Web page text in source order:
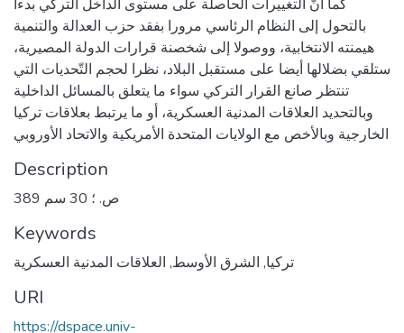
كما أنّ التغييرات الحاصلة على مستوى الداخل التركي بدءاً
بالتحول إلى النظام الرئاسي مرورا بفقد حزب العدالة والتنمية
هيمنته الانتخابية، ووصولا إلى شخصنة قرارات الدولة المصيرية،
ستلقي بضلالها أيضا على مستقبل البلاد، نظرا لحجم التّحديات التي
تنتظر صانع القرار التركي سواء ما يتعلق بالمسائل الداخلية
وبالتحديد العلاقات المدنية العسكرية، أو ما يرتبط بعلاقات تركيا
الخارجية وبالأخص مع الولايات المتحدة الأمريكية والاتحاد الأوروبي
Description
389 ص. ؛ 30 سم
Keywords
تركيا, الشرق الأوسط, العلاقات المدنية العسكرية
URI
https://dspace.univ-